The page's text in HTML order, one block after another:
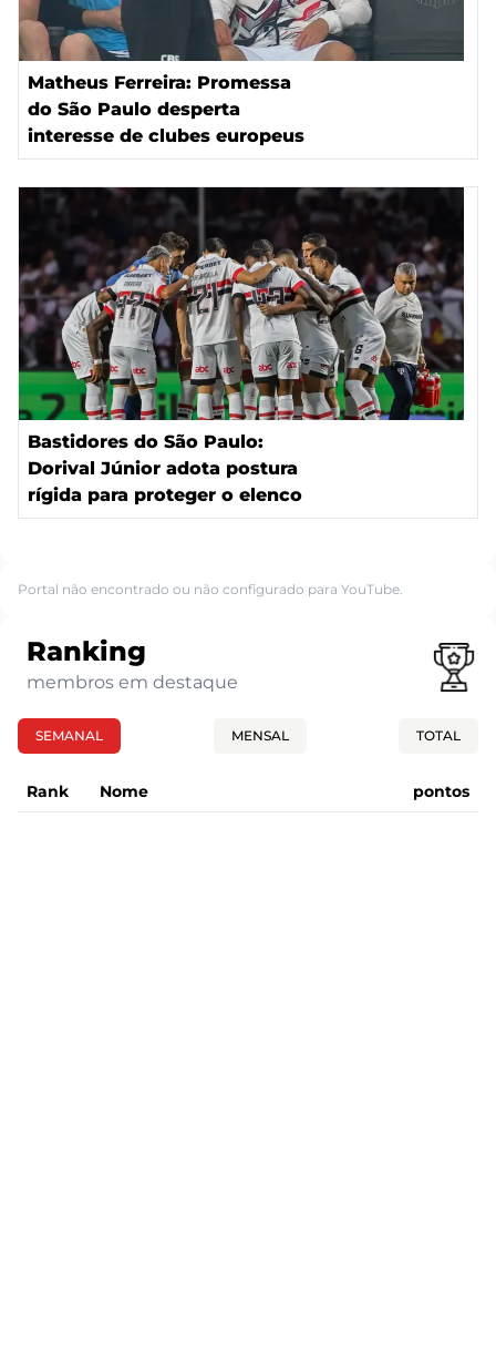
Matheus Ferreira: Promessa
do São Paulo desperta
interesse de clubes europeus
Bastidores do São Paulo:
Dorival Júnior adota postura
rígida para proteger o elenco
Portal não encontrado ou não configurado para YouTube.
Ranking
membros em destaque
SEMANAL MENSAL TOTAL
Rank Nome pontos